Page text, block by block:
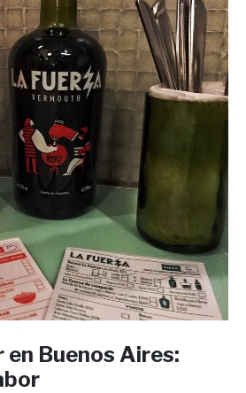
en Buenos Aires: